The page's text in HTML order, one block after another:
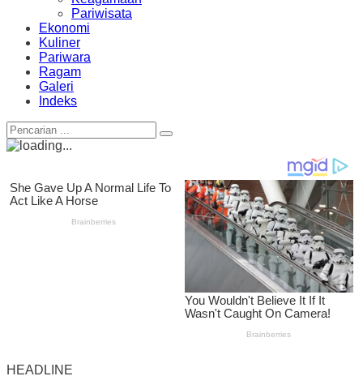
Pariwisata
Ekonomi
Kuliner
Pariwara
Ragam
Galeri
Indeks
HEADLINE